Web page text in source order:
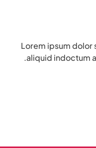
Lorem ipsum dolor
aliquid indoctum